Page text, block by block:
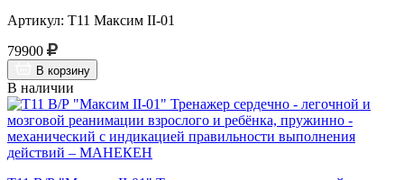
Артикул: Т11 Максим II-01
79900
В корзину
В наличии